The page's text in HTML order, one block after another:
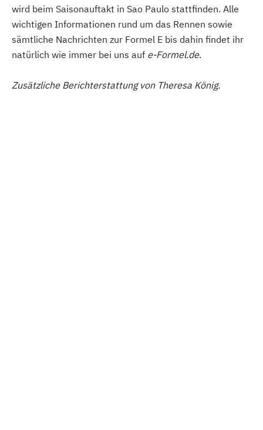
wird beim Saisonauftakt in Sao Paulo stattfinden. Alle
wichtigen Informationen rund um das Rennen sowie
sämtliche Nachrichten zur Formel E bis dahin findet ihr
natürlich wie immer bei uns auf e-Formel.de.
Zusätzliche Berichterstattung von Theresa König.